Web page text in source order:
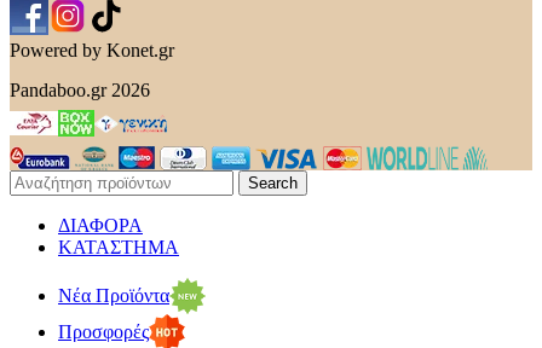
Powered by Konet.gr
Pandaboo.gr 2026
Search
ΔΙΑΦΟΡΑ
ΚΑΤΑΣΤΗΜΑ
Νέα Προϊόντα
Προσφορές